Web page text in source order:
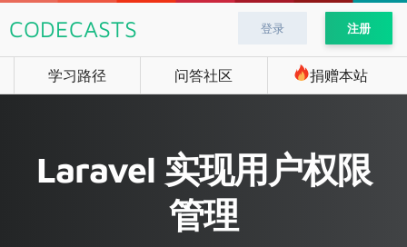
CODECASTS 登录 注册
学习路径 问答社区 捐赠本站
Laravel 实现用户权限
管理